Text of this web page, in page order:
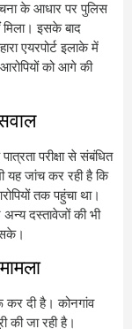
के आधार पर पुलिस
मिला। इसके बाद
एयरपोर्ट इलाके में
आरोपियों को आगे की
परीक्षा से संबंधित
यह जांच कर रही है कि
तक पहुंचा था।
दस्तावेजों की भी
सके।
कर दी है। कोनगांव
जा रही है।